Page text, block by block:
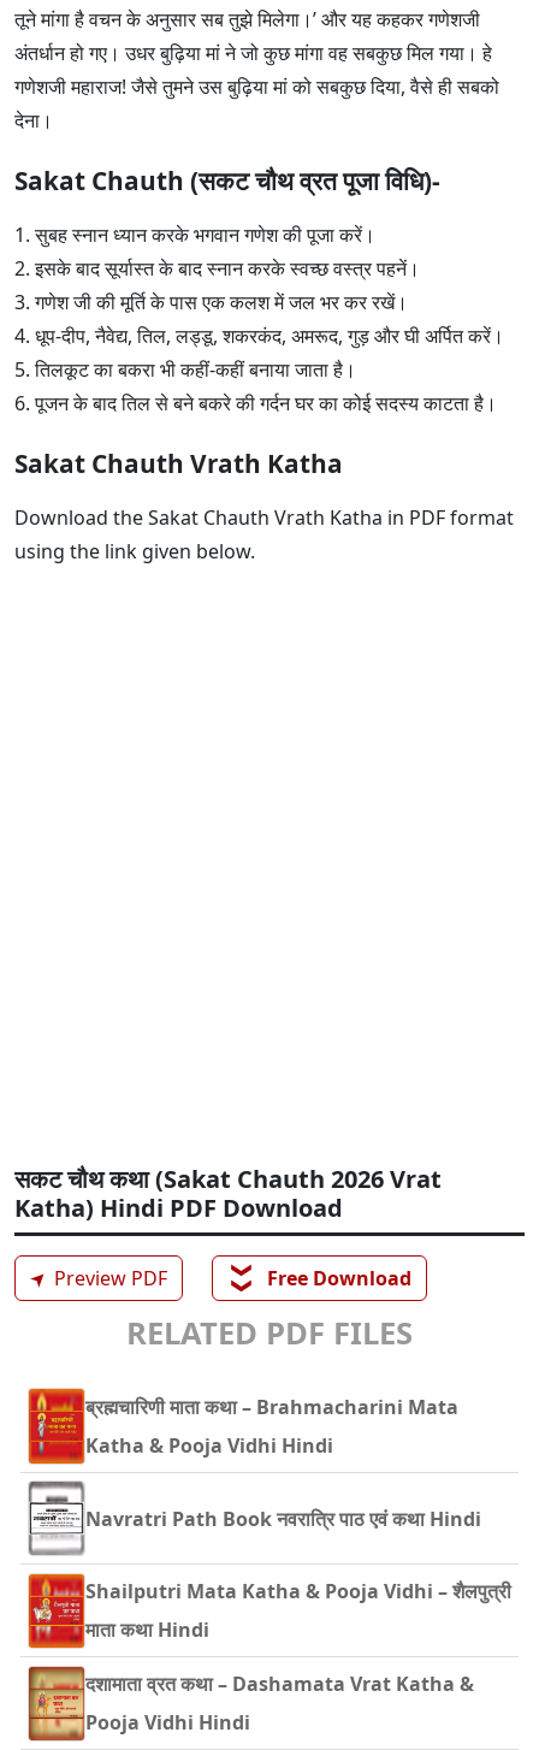
तूने मांगा है वचन के अनुसार सब तुझे मिलेगा।’ और यह कहकर गणेशजी
अंतर्धान हो गए। उधर बुढ़िया मां ने जो कुछ मांगा वह सबकुछ मिल गया। हे
गणेशजी महाराज! जैसे तुमने उस बुढ़िया मां को सबकुछ दिया, वैसे ही सबको
देना।
Sakat Chauth (सकट चौथ व्रत पूजा विधि)-
1. सुबह स्नान ध्यान करके भगवान गणेश की पूजा करें।
2. इसके बाद सूर्यास्त के बाद स्नान करके स्वच्छ वस्त्र पहनें।
3. गणेश जी की मूर्ति के पास एक कलश में जल भर कर रखें।
4. धूप-दीप, नैवेद्य, तिल, लड्डू, शकरकंद, अमरूद, गुड़ और घी अर्पित करें।
5. तिलकूट का बकरा भी कहीं-कहीं बनाया जाता है।
6. पूजन के बाद तिल से बने बकरे की गर्दन घर का कोई सदस्य काटता है।
Sakat Chauth Vrath Katha
Download the Sakat Chauth Vrath Katha in PDF format
using the link given below.
सकट चौथ कथा (Sakat Chauth 2026 Vrat
Katha) Hindi PDF Download
➤ Preview PDF ❯❯ Free Download
RELATED PDF FILES
ब्रह्मचारिणी माता कथा – Brahmacharini Mata
Katha & Pooja Vidhi Hindi
Navratri Path Book नवरात्रि पाठ एवं कथा Hindi
Shailputri Mata Katha & Pooja Vidhi – शैलपुत्री
माता कथा Hindi
दशामाता व्रत कथा – Dashamata Vrat Katha &
Pooja Vidhi Hindi